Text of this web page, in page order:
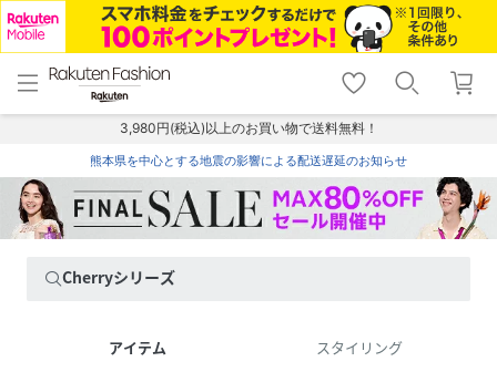
menu home
トップ
shopping_cart lock_outline
ログイン
3,980円(税込)以上のお買い物で送料無料！
熊本県を中心とする地震の影響による配送遅延のお知らせ
Cherryシリーズ
アイテム スタイリング